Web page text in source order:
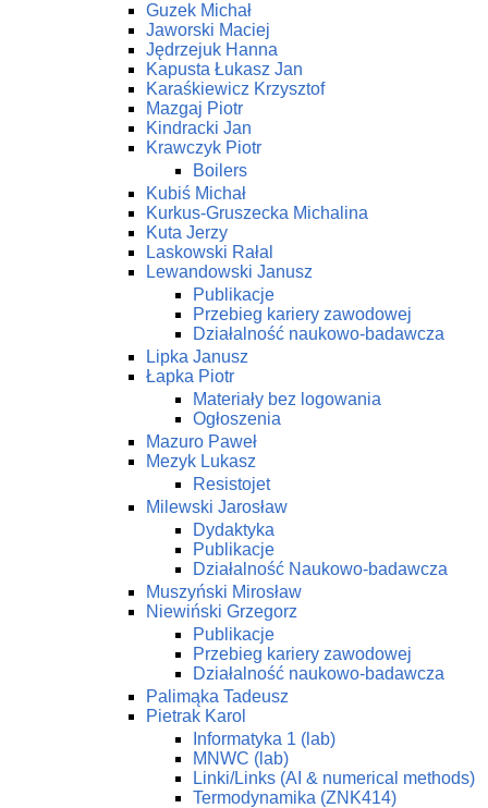
Guzek Michał
Jaworski Maciej
Jędrzejuk Hanna
Kapusta Łukasz Jan
Karaśkiewicz Krzysztof
Mazgaj Piotr
Kindracki Jan
Krawczyk Piotr
Boilers
Kubiś Michał
Kurkus-Gruszecka Michalina
Kuta Jerzy
Laskowski Rałal
Lewandowski Janusz
Publikacje
Przebieg kariery zawodowej
Działalność naukowo-badawcza
Lipka Janusz
Łapka Piotr
Materiały bez logowania
Ogłoszenia
Mazuro Paweł
Mezyk Lukasz
Resistojet
Milewski Jarosław
Dydaktyka
Publikacje
Działalność Naukowo-badawcza
Muszyński Mirosław
Niewiński Grzegorz
Publikacje
Przebieg kariery zawodowej
Działalność naukowo-badawcza
Palimąka Tadeusz
Pietrak Karol
Informatyka 1 (lab)
MNWC (lab)
Linki/Links (AI & numerical methods)
Termodynamika (ZNK414)